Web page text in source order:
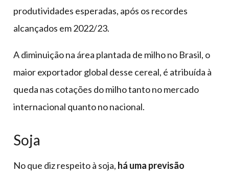
produtividades esperadas, após os recordes
alcançados em 2022/23.
A diminuição na área plantada de milho no Brasil, o
maior exportador global desse cereal, é atribuída à
queda nas cotações do milho tanto no mercado
internacional quanto no nacional.
Soja
No que diz respeito à soja, há uma previsão